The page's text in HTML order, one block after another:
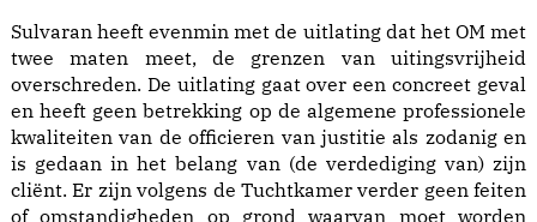
Sulvaran heeft evenmin met de uitlating dat het OM met
twee maten meet, de grenzen van uitingsvrijheid
overschreden. De uitlating gaat over een concreet geval
en heeft geen betrekking op de algemene professionele
kwaliteiten van de officieren van justitie als zodanig en
is gedaan in het belang van (de verdediging van) zijn
cliënt. Er zijn volgens de Tuchtkamer verder geen feiten
of omstandigheden op grond waarvan moet worden